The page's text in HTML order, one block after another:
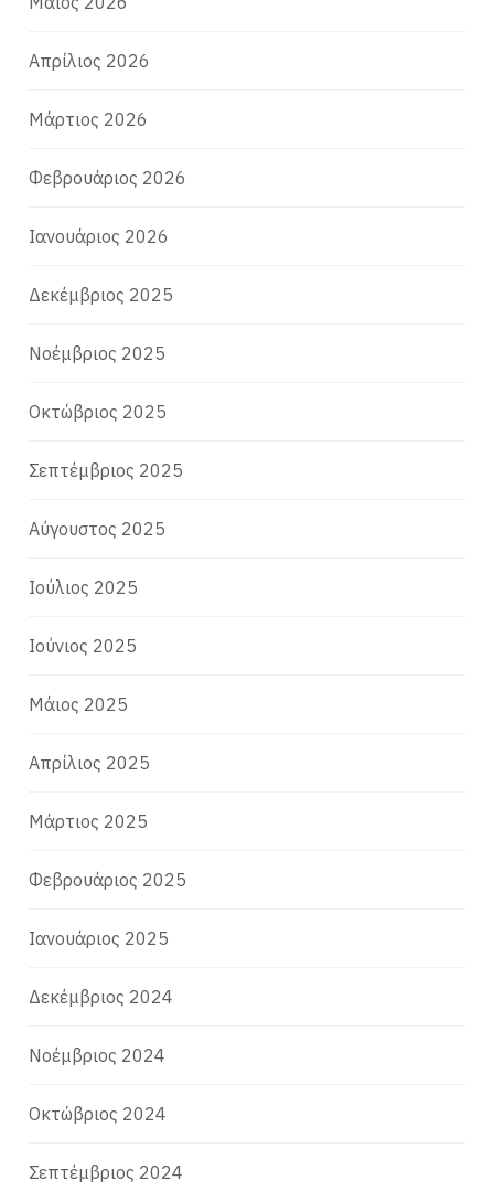
Απρίλιος 2026
Μάρτιος 2026
Φεβρουάριος 2026
Ιανουάριος 2026
Δεκέμβριος 2025
Νοέμβριος 2025
Οκτώβριος 2025
Σεπτέμβριος 2025
Αύγουστος 2025
Ιούλιος 2025
Ιούνιος 2025
Μάιος 2025
Απρίλιος 2025
Μάρτιος 2025
Φεβρουάριος 2025
Ιανουάριος 2025
Δεκέμβριος 2024
Νοέμβριος 2024
Οκτώβριος 2024
Σεπτέμβριος 2024